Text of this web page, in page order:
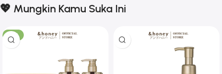
💖 Mungkin Kamu Suka Ini
-17%